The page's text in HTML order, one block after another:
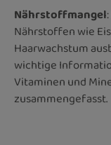
Nährstoffmangel
Nährstoffen wie
Haarwachstum
wichtige
Vitaminen und
zusammengefasst.